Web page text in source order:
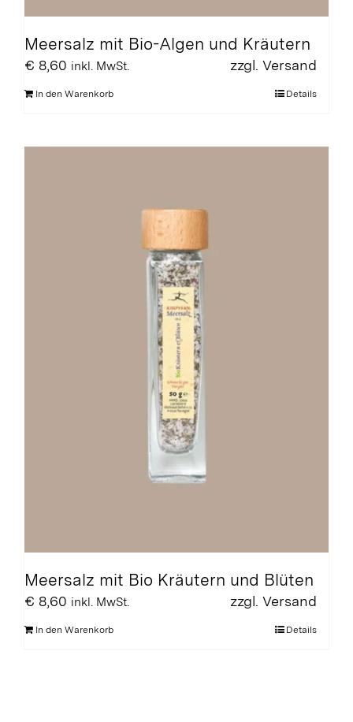
Meersalz mit Bio-Algen und Kräutern
€ 8,60 inkl. MwSt. zzgl. Versand
In den Warenkorb Details
Meersalz mit Bio Kräutern und Blüten
€ 8,60 inkl. MwSt. zzgl. Versand
In den Warenkorb Details